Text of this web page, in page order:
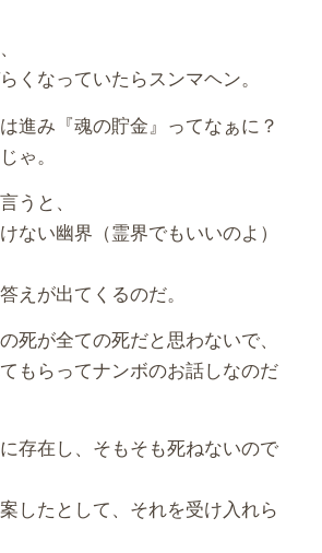
くなっていたらスンマヘン。
進み『魂の貯金』ってなぁに？
ゃ。
うと、
ない幽界（霊界でもいいのよ）
えが出てくるのだ。
死が全ての死だと思わないで、
もらってナンボのお話しなのだ
存在し、そもそも死ねないので
したとして、それを受け入れら